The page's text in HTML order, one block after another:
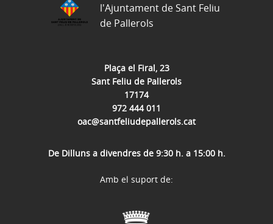
Plaça el Firal, 23
Sant Feliu de Pallerols
17174
972 444 011
oac@santfeliudepallerols.cat
De Dilluns a divendres de 9:30 h. a 15:00 h.
l'Ajuntament de Sant Feliu
de Pallerols
Amb el suport de: